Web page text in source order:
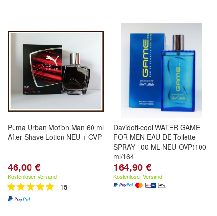
Puma Urban Motion Man 60 ml
After Shave Lotion NEU + OVP
46,00 €
Kostenloser Versand
15
Davidoff-cool WATER GAME
FOR MEN EAU DE Toilette
SPRAY 100 ML NEU-OVP(100
ml/164
164,90 €
Kostenloser Versand